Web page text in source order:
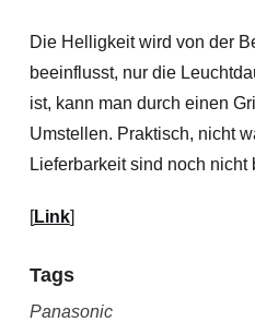
Die Helligkeit wird von der
beeinflusst, nur die
ist, kann man durch einen
Umstellen. Praktisch, nicht
Lieferbarkeit sind noch nicht
[Link]
Tags
Panasonic